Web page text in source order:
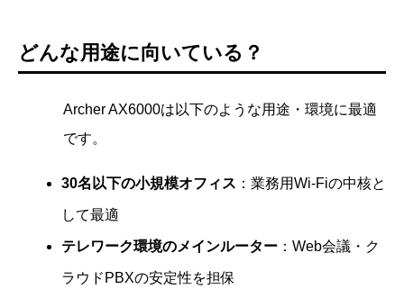
どんな用途に向いている？
Archer AX6000は以下のような用途・環境に最適
です。
30名以下の小規模オフィス ：業務用Wi-Fiの中核と
して最適
テレワーク環境のメインルーター ：Web会議・ク
ラウドPBXの安定性を担保